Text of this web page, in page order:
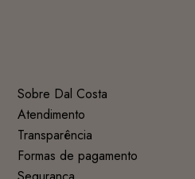
Sobre Dal Costa
Atendimento
Transparência
Formas de pagamento